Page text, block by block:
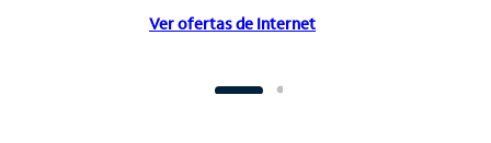
Ver ofertas de Internet